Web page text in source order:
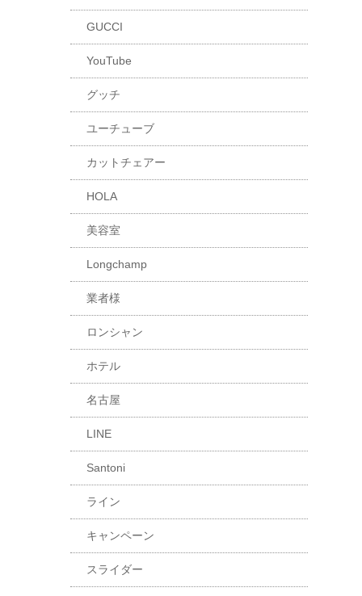
GUCCI
YouTube
グッチ
ユーチューブ
カットチェアー
HOLA
美容室
Longchamp
業者様
ロンシャン
ホテル
名古屋
LINE
Santoni
ライン
キャンペーン
スライダー